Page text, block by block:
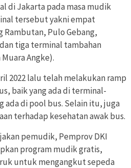
di Jakarta pada masa mudik
tersebut yakni empat
Pulo Gebang,
tiga terminal tambahan
Angke).
2022 lalu telah melakukan ramp
baik yang ada di terminal-
ada di pool bus. Selain itu, juga
terhadap kesehatan awak bus.
pemudik, Pemprov DKI
program mudik gratis,
untuk mengangkut sepeda